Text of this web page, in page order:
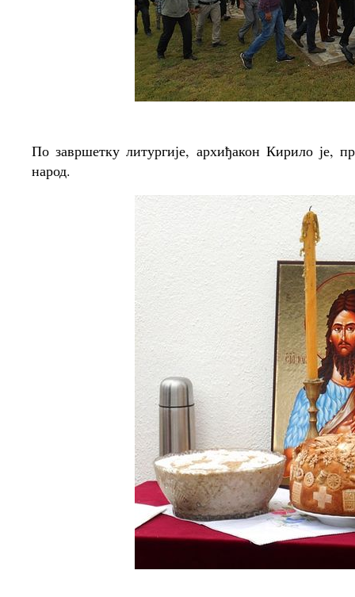
По завршетку литургије, архиђакон Кирило је,
народ.